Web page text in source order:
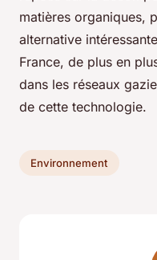
matières organiques,
alternative
France, de plus en
dans les réseaux
de cette technologie.
Environnement